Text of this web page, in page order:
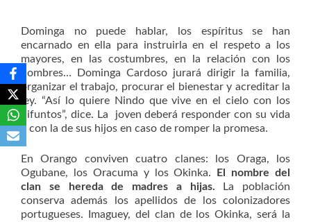
Dominga no puede hablar, los espíritus se han
encarnado en ella para instruirla en el respeto a los
mayores, en las costumbres, en la relación con los
hombres… Dominga Cardoso jurará dirigir la familia,
organizar el trabajo, procurar el bienestar y acreditar la
ley. “Así lo quiere Nindo que vive en el cielo con los
difuntos”, dice. La joven deberá responder con su vida
y con la de sus hijos en caso de romper la promesa.
En Orango conviven cuatro clanes: los Oraga, los
Ogubane, los Oracuma y los Okinka.
El nombre del
clan se hereda de madres a hijas. La población
conserva además los apellidos de los colonizadores
portugueses. Imaguey, del clan de los Okinka, será la